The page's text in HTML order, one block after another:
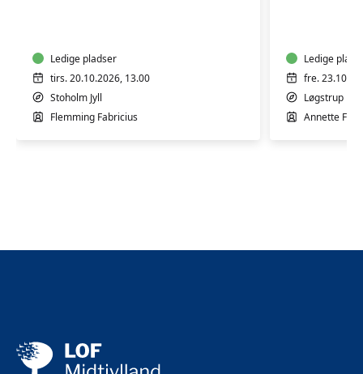
-
Bærbar
PC
-
Ledige pladser
tirs. 20.10.2026, 13.00
Stoholm Jyll
Flemming Fabricius
-
Bærbar
PC
-
Ledige
fre.
Løgstrup
Annette